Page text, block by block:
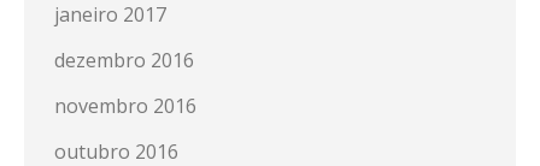
janeiro 2017
dezembro 2016
novembro 2016
outubro 2016